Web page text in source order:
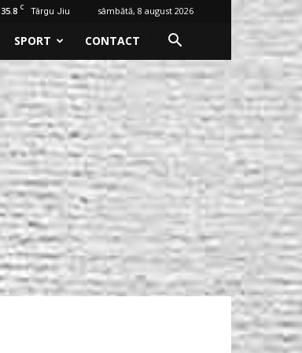
35.8 C Târgu Jiu sâmbătă, 8 august 2026
SPORT CONTACT